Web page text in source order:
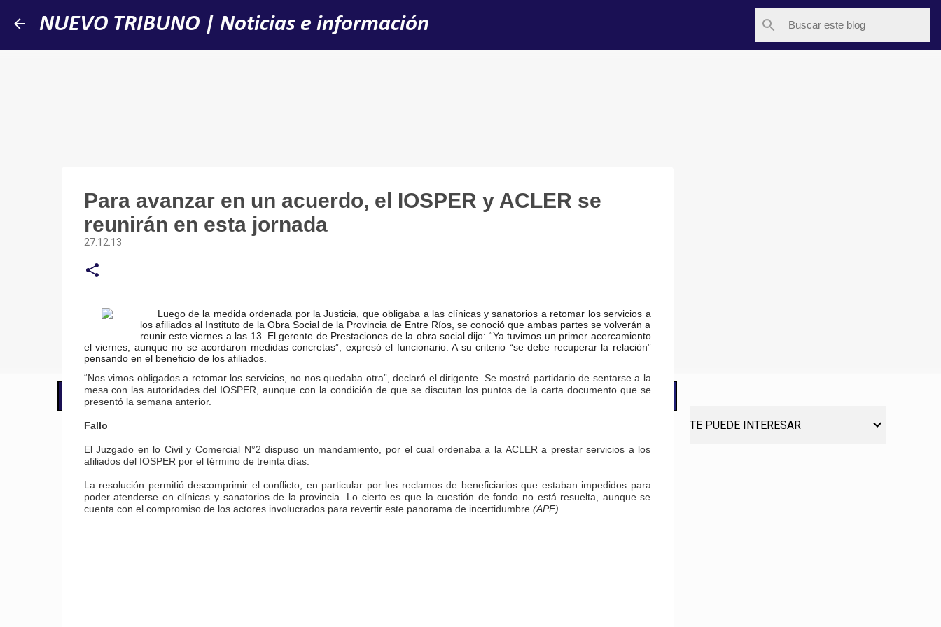
Ir al contenido principal
NUEVO TRIBUNO | Noticias e información
📢 LO ÚLTIMO El Gobierno postergó la reunión paritaria con estatales
Para avanzar en un acuerdo, el IOSPER y ACLER se
reunirán en esta jornada
27.12.13
Luego de la medida ordenada por la Justicia, que obligaba a las clínicas y sanatorios a retomar los servicios a
los afiliados al Instituto de la Obra Social de la Provincia de Entre Ríos, se conoció que ambas partes se volverán a
reunir este viernes a las 13. El gerente de Prestaciones de la obra social dijo: “Ya tuvimos un primer acercamiento
el viernes, aunque no se acordaron medidas concretas”, expresó el funcionario. A su criterio “se debe recuperar la relación”
pensando en el beneficio de los afiliados.
“Nos vimos obligados a retomar los servicios, no nos quedaba otra”, declaró el dirigente. Se mostró partidario de sentarse a la
mesa con las autoridades del IOSPER, aunque con la condición de que se discutan los puntos de la carta documento que se
presentó la semana anterior.
Fallo
El Juzgado en lo Civil y Comercial N°2 dispuso un mandamiento, por el cual ordenaba a la ACLER a prestar servicios a los
afiliados del IOSPER por el término de treinta días.
La resolución permitió descomprimir el conflicto, en particular por los reclamos de beneficiarios que estaban impedidos para
poder atenderse en clínicas y sanatorios de la provincia. Lo cierto es que la cuestión de fondo no está resuelta, aunque se
cuenta con el compromiso de los actores involucrados para revertir este panorama de incertidumbre. (APF)
TE PUEDE INTERESAR